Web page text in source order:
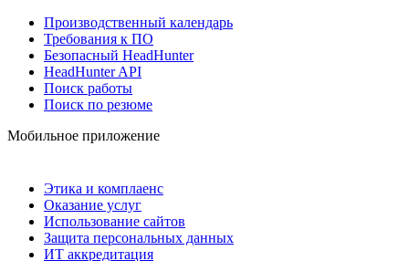
Производственный календарь
Требования к ПО
Безопасный HeadHunter
HeadHunter API
Поиск работы
Поиск по резюме
Мобильное приложение
Этика и комплаенс
Оказание услуг
Использование сайтов
Защита персональных данных
ИТ аккредитация